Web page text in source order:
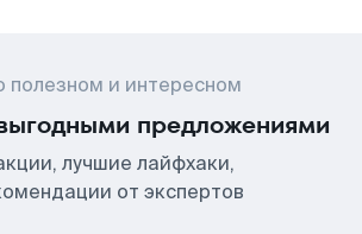
полезном и интересном
предложениями
лучшие лайфхаки,
от экспертов